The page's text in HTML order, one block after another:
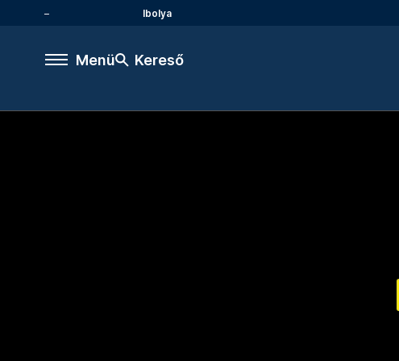
Ibolya
Menü Kereső